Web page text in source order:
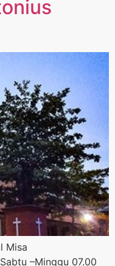
Misa
–Minggu 07.00